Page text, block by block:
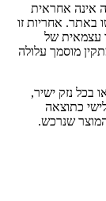
אינה אחראית
אחריות זו
עצמאית של
מוסמך עלולה
בכל נזק ישיר,
כתוצאה
שנרכש.